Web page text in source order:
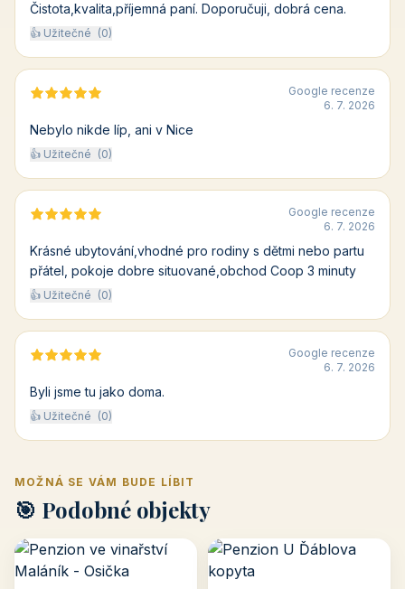
Čistota,kvalita,příjemná paní. Doporučuji, dobrá cena.
👍 Užitečné (0)
Google recenze
6. 7. 2026
Nebylo nikde líp, ani v Nice
👍 Užitečné (0)
Google recenze
6. 7. 2026
Krásné ubytování,vhodné pro rodiny s dětmi nebo partu
přátel, pokoje dobre situované,obchod Coop 3 minuty
👍 Užitečné (0)
Google recenze
6. 7. 2026
Byli jsme tu jako doma.
👍 Užitečné (0)
MOŽNÁ SE VÁM BUDE LÍBIT
🎯 Podobné objekty